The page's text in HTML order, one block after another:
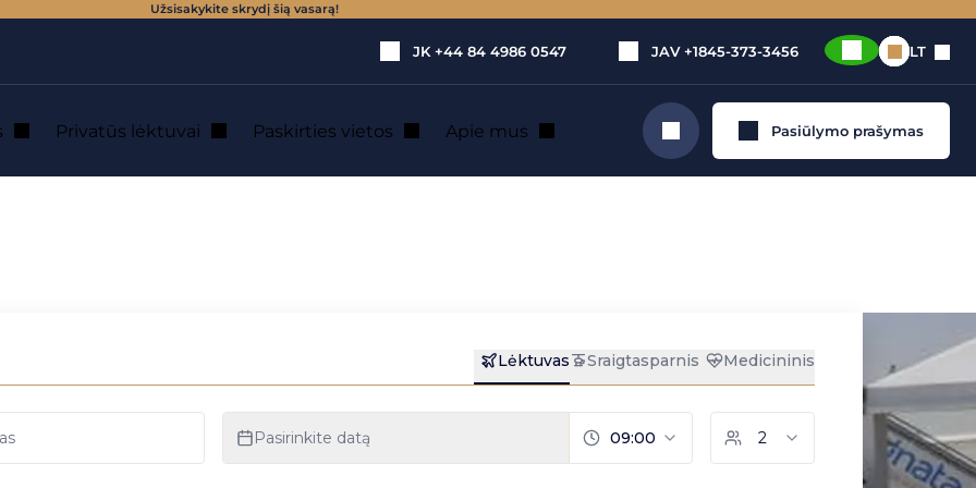
Užsisakykite skrydį šią vasarą!
JK +44 84 4986 0547 JAV +1845-373-3456 LT
Privatūs lėktuvai Paskirties vietos Apie mus Ieškoti Pasiūlymo prašymas